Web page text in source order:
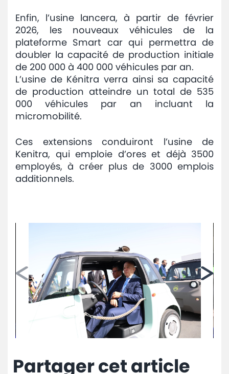
Enfin, l’usine lancera, à partir de février
2026, les nouveaux véhicules de la
plateforme Smart car qui permettra de
doubler la capacité de production initiale
de 200 000 à 400 000 véhicules par an.
L’usine de Kénitra verra ainsi sa capacité
de production atteindre un total de 535
000 véhicules par an incluant la
micromobilité.
Ces extensions conduiront l’usine de
Kenitra, qui emploie d’ores et déjà 3500
employés, à créer plus de 3000 emplois
additionnels.
Partager cet article